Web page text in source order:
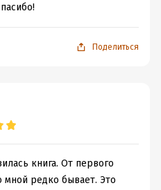
Поделиться
книга. От первого
мной редко бывает. Это